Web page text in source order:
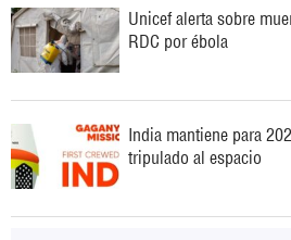
Unicef alerta sobre
RDC por ébola
India mantiene para
tripulado al espacio